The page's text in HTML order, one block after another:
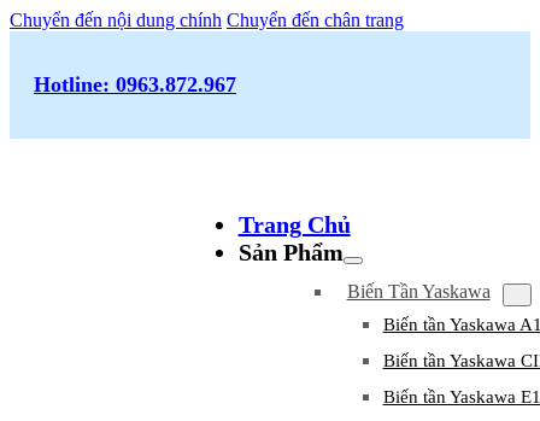
Chuyển đến nội dung chính Chuyển đến chân trang
Hotline: 0963.872.967
Trang Chủ
Sản Phẩm
Biến Tần Yaskawa
Biến tần Yaskawa
Biến tần Yaskawa
Biến tần Yaskawa